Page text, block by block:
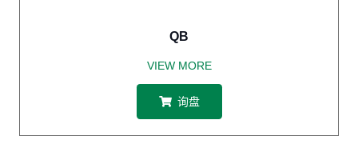
QB
VIEW MORE
询盘